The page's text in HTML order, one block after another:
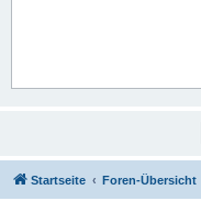
Startseite Foren-Übersicht